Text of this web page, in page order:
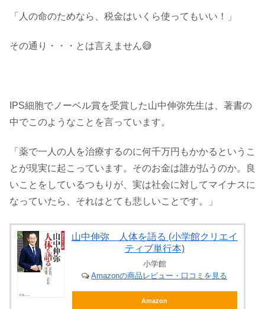
「人の命のためなら、税金はいくら使ってもいい！」
その通り・・・とは言えません😅
IPS細胞でノーベル賞を受賞した山中伸弥先生は、著書の
中でこのようなことを言っています。
「薬で一人の人を治療するのに何千万円もかかるというこ
とが現実に起こっています。そのお金は誰が払うのか。良
いことをしているつもりが、実は社会に対してマイナスに
なっていたら、それはとても悲しいことです。」
山中伸弥 人体を語る (小学館クリエイ
ティブ単行本)
小学館
Amazonの商品レビュー・口コミを見る
Amazon